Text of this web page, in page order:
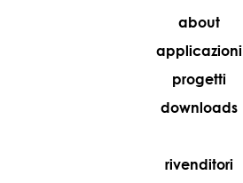
about
applicazioni
progetti
downloads
rivenditori